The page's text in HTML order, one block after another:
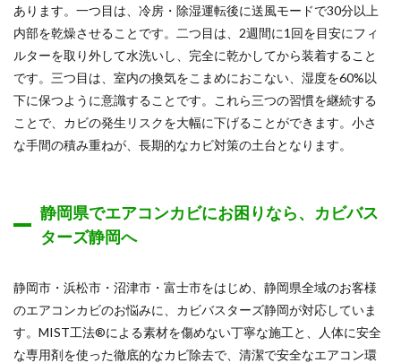
あります。一つ目は、冷房・除湿運転後に送風モードで30分以上
内部を乾燥させることです。二つ目は、2週間に1回を目安にフィ
ルターを取り外して水洗いし、完全に乾かしてから装着すること
です。三つ目は、室内の換気をこまめにおこない、湿度を60%以
下に保つように意識することです。これら三つの習慣を継続する
ことで、カビの発生リスクを大幅に下げることができます。小さ
な手間の積み重ねが、長期的なカビ対策の土台となります。
静岡県でエアコンカビにお困りなら、カビバス
ターズ静岡へ
静岡市・浜松市・沼津市・富士市をはじめ、静岡県全域のお客様
のエアコンカビのお悩みに、カビバスターズ静岡が対応していま
す。MIST工法®による素材を傷めない丁寧な施工と、人体に安全
な専用剤を使った徹底的なカビ除去で、清潔で安全なエアコン環